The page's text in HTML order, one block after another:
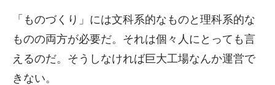
「ものづくり」には文科系的なものと理科系的な
ものの両方が必要だ。それは個々人にとっても言
えるのだ。そうしなければ巨大工場なんか運営で
きない。